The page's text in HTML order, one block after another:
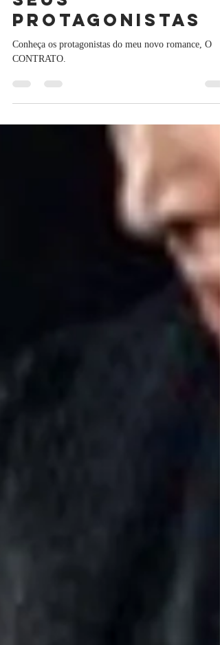
seus
protagonistas
CONTRATO.